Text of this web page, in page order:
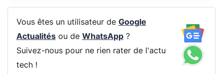
Vous êtes un utilisateur de Google
Actualitésou de WhatsApp?
Suivez-nous pour ne rien rater de l'actu
tech !